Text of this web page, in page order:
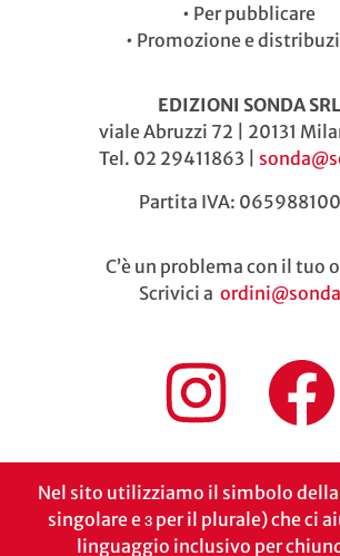
• Per pubblicare
• Promozione e
EDIZIONI SONDA SRL
viale Abruzzi 72 | 20131
Tel. 02 29411863 |
Partita IVA:
C’è un problema con il tuo
Scrivici a
Nel sito utilizziamo il simbolo della
singolare e ɜ per il plurale) che ci
linguaggio inclusivo per